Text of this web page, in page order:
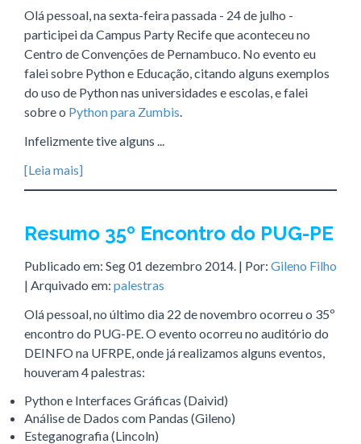
Olá pessoal, na sexta-feira passada - 24 de julho -
participei da Campus Party Recife que aconteceu no
Centro de Convenções de Pernambuco. No evento eu
falei sobre Python e Educação, citando alguns exemplos
do uso de Python nas universidades e escolas, e falei
sobre o Python para Zumbis.
Infelizmente tive alguns ...
[Leia mais]
Resumo 35º Encontro do PUG-PE
Publicado em: Seg 01 dezembro 2014. | Por: Gileno Filho
| Arquivado em: palestras
Olá pessoal, no último dia 22 de novembro ocorreu o 35º
encontro do PUG-PE. O evento ocorreu no auditório do
DEINFO na UFRPE, onde já realizamos alguns eventos,
houveram 4 palestras:
Python e Interfaces Gráficas (Daivid)
Análise de Dados com Pandas (Gileno)
Esteganografia (Lincoln)